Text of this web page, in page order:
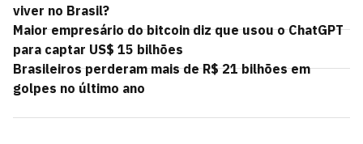
viver no Brasil?
Maior empresário do bitcoin diz que usou o ChatGPT
para captar US$ 15 bilhões
Brasileiros perderam mais de R$ 21 bilhões em
golpes no último ano